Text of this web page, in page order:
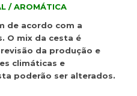
/ AROMÁTICA
de acordo com a
O mix da cesta é
da produção e
climáticas e
poderão ser alterados.